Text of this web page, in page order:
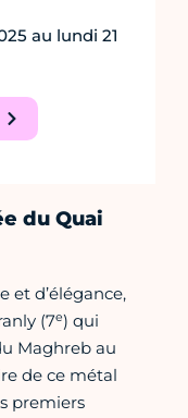
au lundi 21
du Quai
et d’élégance,
(7e) qui
Maghreb au
de ce métal
premiers